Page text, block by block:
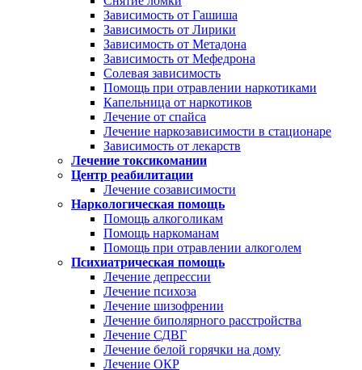
Зависимость от Гашиша
Зависимость от Лирики
Зависимость от Метадона
Зависимость от Мефедрона
Солевая зависимость
Помощь при отравлении наркотиками
Капельница от наркотиков
Лечение от спайса
Лечение наркозависимости в стационаре
Зависимость от лекарств
Лечение токсикомании
Центр реабилитации
Лечение созависимости
Наркологическая помощь
Помощь алкоголикам
Помощь наркоманам
Помощь при отравлении алкоголем
Психиатрическая помощь
Лечение депрессии
Лечение психоза
Лечение шизофрении
Лечение биполярного расстройства
Лечение СДВГ
Лечение белой горячки на дому
Лечение ОКР